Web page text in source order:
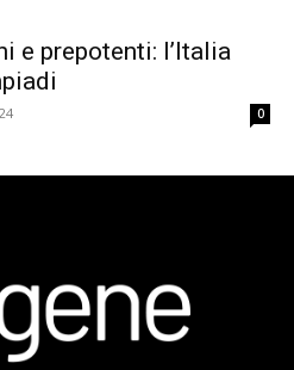
e prepotenti: l’Italia
0